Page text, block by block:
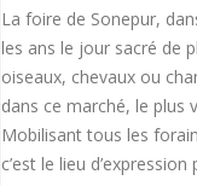
La foire de Sonepur,
les ans le jour sacré de
oiseaux, chevaux ou
dans ce marché, le plus
Mobilisant tous les
c’est le lieu